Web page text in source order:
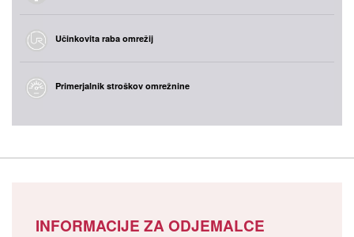
Učinkovita raba omrežij
Primerjalnik stroškov omrežnine
INFORMACIJE ZA ODJEMALCE